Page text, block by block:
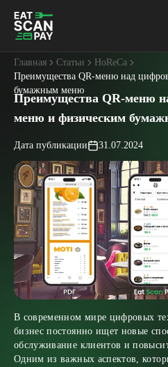
Главная Статьи
HoReCa
Преимущества QR-меню над
бумажным меню
Преимущества QR-меню
меню и физическим
Дата публикации 31.07.2024
В современном мире цифровых
бизнес постоянно ищет новые
обслуживание клиентов и
Одним из важных аспектов,